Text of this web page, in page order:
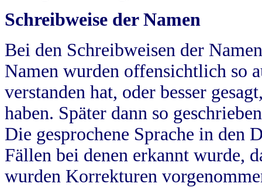
Schreibweise der Namen
Bei den Schreibweisen der
Namen wurden offensichtlich so
verstanden hat, oder besser
haben. Später dann so
Die gesprochene Sprache in
Fällen bei denen erkannt wurde,
wurden Korrekturen